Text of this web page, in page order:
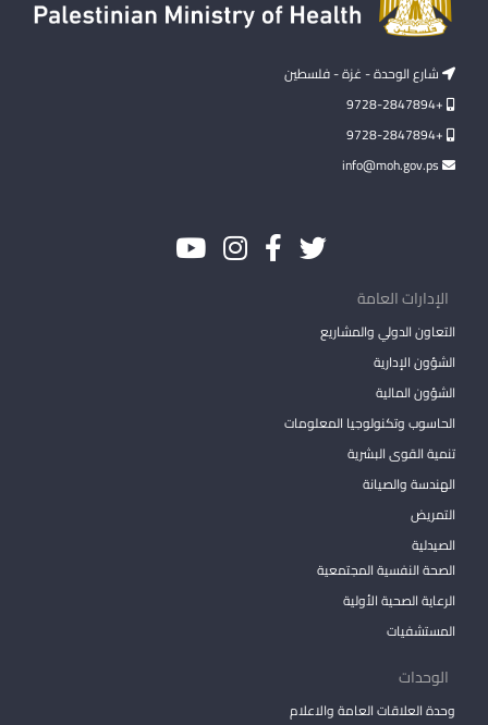
شارع الوحدة - غزة - فلسطين
+9728-2847894
+9728-2847894
الإدارات العامة
التعاون الدولي والمشاريع
الشؤون الإدارية
الشؤون المالية
الحاسوب وتكنولوجيا المعلومات
تنمية القوى البشرية
الهندسة والصيانة
التمريض
الصيدلية
الصحة النفسية المجتمعية
الرعاية الصحية الأولية
المستشفيات
الوحدات
وحدة العلاقات العامة والاعلام